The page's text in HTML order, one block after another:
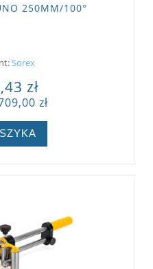
250MM/100°
Sorex
zł
zł